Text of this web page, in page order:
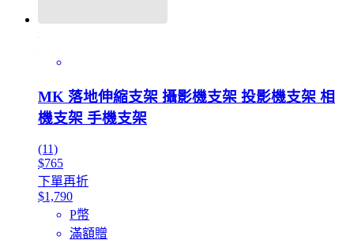
MK 落地伸縮支架 攝影機支架 投影機支架 相
機支架 手機支架
(11)
$765
下單再折
$1,790
P幣
滿額贈